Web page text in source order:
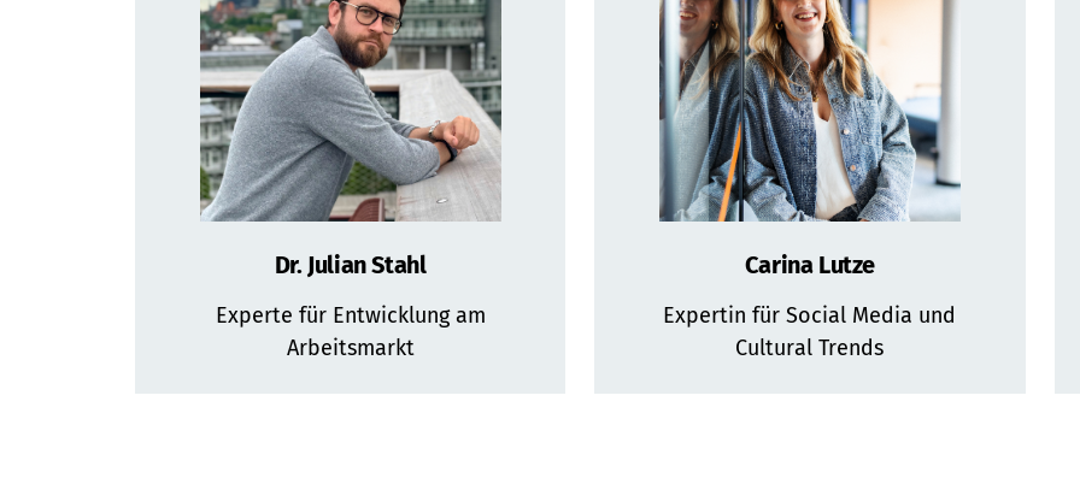
Dr. Julian Stahl
Experte für Entwicklung am
Arbeitsmarkt
Carina Lutze
Expertin für Social Media und
Cultural Trends